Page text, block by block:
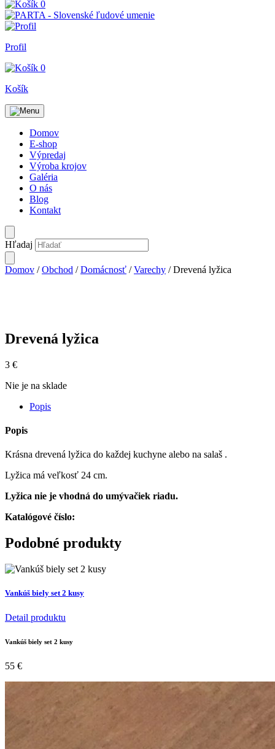
0
Profil
0
Košík
Domov
E-shop
Výpredaj
Výroba krojov
Galéria
O nás
Blog
Kontakt
Hľadaj
Domov /Obchod /Domácnosť /Varechy / Drevená lyžica
Drevená lyžica
3 €
Nie je na sklade
Popis
Popis
Krásna drevená lyžica do každej kuchyne alebo na salaš .
Lyžica má veľkosť 24 cm.
Lyžica nie je vhodná do umývačiek riadu.
Katalógové číslo:
Podobné produkty
Vankúš biely set 2 kusy
Detail produktu
Vankúš biely set 2 kusy
55 €